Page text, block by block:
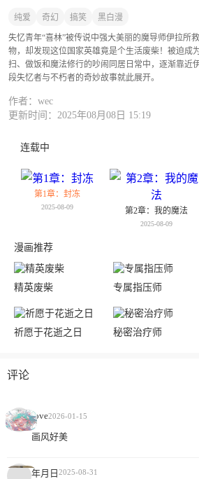
纯爱 奇幻 搞笑 黑白漫
失忆青年“喜林”被传说中强大美丽的魔导师伊拉所
物，却发现这位国家英雄竟是个生活废柴！被迫成
扫、做饭和魔法修行的吵闹同居日常中，逐渐靠近
段失忆者与不朽者的奇妙故事就此展开。
作者：wec
更新时间：2025年08月08日 15:19
连载中
第1章：封冻
2025-08-09 第2章：我的魔法
2025-08-09
漫画推荐
精英废柴 专属指压师
祈愿于花逝之日 秘密治疗师
评论
love2026-01-15
画风好美
年月日2025-08-31